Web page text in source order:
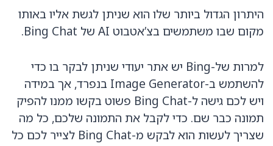
היתרון הגדול ביותר שלו הוא שניתן לגשת אליו באותו
מקום שבו משתמשים בצ’אטבוט AI של Bing Chat.
למרות של-Bing יש אתר יעודי שניתן לבקר בו כדי
להשתמש ב-Image Generator בנפרד, אך במידה
ויש לכם גישה ל-Bing Chat פשוט בקשו ממנו להפיק
תמונה כבר שם. כדי לקבל את התמונה שלכם, כל מה
שצריך לעשות הוא לבקש מ-Bing Chat לצייר לכם כל